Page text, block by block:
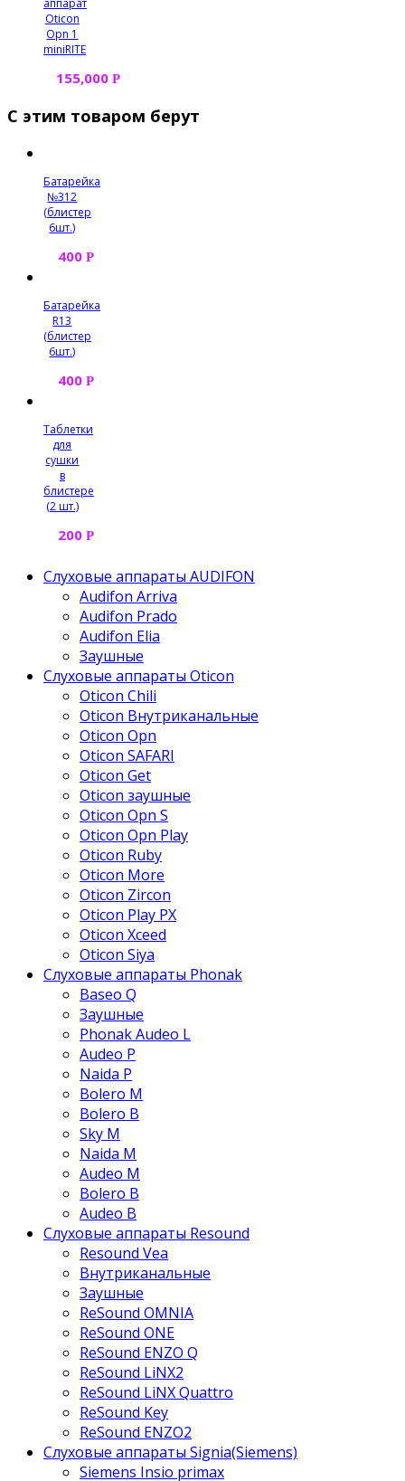
Oticon
Opn 1
miniRITE
155,000 Р
С этим товаром берут
Батарейка
№312
(блистер
6шт.)
400 Р
Батарейка
R13
(блистер
6шт.)
400 Р
Таблетки
для
сушки
в
блистере
(2 шт.)
200 Р
Слуховые аппараты AUDIFON
Audifon Arriva
Audifon Prado
Audifon Elia
Заушные
Слуховые аппараты Oticon
Oticon Chili
Oticon Внутриканальные
Oticon Opn
Oticon SAFARI
Oticon Get
Oticon заушные
Oticon Opn S
Oticon Opn Play
Oticon Ruby
Oticon More
Oticon Zircon
Oticon Play PX
Oticon Xceed
Oticon Siya
Слуховые аппараты Phonak
Baseo Q
Заушные
Phonak Audeo L
Audeo P
Naida P
Bolero M
Bolero B
Sky M
Naida M
Audeo М
Bolero B
Audeo B
Слуховые аппараты Resound
Resound Vea
Внутриканальные
Заушные
ReSound OMNIA
ReSound ONE
ReSound ENZO Q
ReSound LiNX2
ReSound LiNX Quattro
ReSound Key
ReSound ENZO2
Слуховые аппараты Signia(Siemens)
Siemens Insio primax